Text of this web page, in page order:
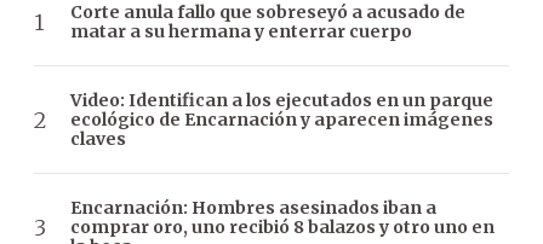
Corte anula fallo que sobreseyó a acusado de
matar a su hermana y enterrar cuerpo
Video: Identifican a los ejecutados en un parque
ecológico de Encarnación y aparecen imágenes
claves
Encarnación: Hombres asesinados iban a
comprar oro, uno recibió 8 balazos y otro uno en